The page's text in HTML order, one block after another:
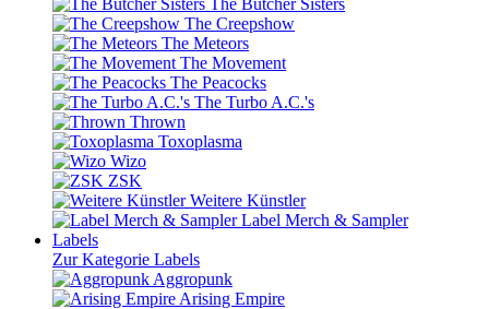
The Butcher Sisters
The Creepshow
The Meteors
The Movement
The Peacocks
The Turbo A.C.'s
Thrown
Toxoplasma
Wizo
ZSK
Weitere Künstler
Label Merch & Sampler
Labels
Zur Kategorie Labels
Aggropunk
Arising Empire